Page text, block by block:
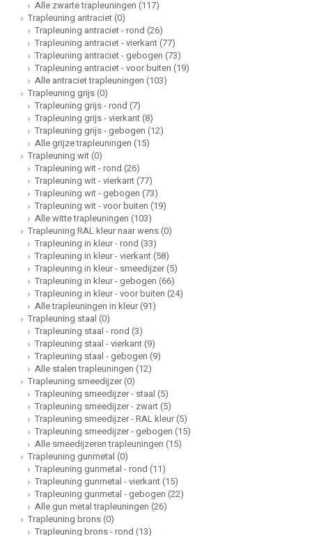
staal
smeedijzer
gunmetal
brons
leuningen
en tap
Alle zwarte trapleuningen (117)
Trapleuning antraciet(0)
Trapleuning antraciet - rond (26)
Trapleuning antraciet - vierkant(77)
Trapleuning antraciet - gebogen (73)
Trapleuning antraciet - voor buiten (19)
Alle antraciet trapleuningen (103)
Trapleuning grijs(0)
Trapleuning grijs - rond (7)
Trapleuning grijs - vierkant(8)
Trapleuning grijs - gebogen (12)
Alle grijze trapleuningen (15)
Trapleuning wit(0)
Trapleuning wit - rond (26)
Trapleuning wit - vierkant(77)
Trapleuning wit - gebogen (73)
Trapleuning wit - voor buiten (19)
Alle witte trapleuningen (103)
Trapleuning RAL kleur naar wens(0)
Trapleuning in kleur - rond (33)
Trapleuning in kleur - vierkant(58)
Trapleuning in kleur - smeedijzer(5)
Trapleuning in kleur - gebogen (66)
Trapleuning in kleur - voor buiten (24)
Alle trapleuningen in kleur(91)
Trapleuning staal (0)
Trapleuning staal - rond (3)
Trapleuning staal - vierkant(9)
Trapleuning staal - gebogen (9)
Alle stalen trapleuningen (12)
Trapleuning smeedijzer(0)
Trapleuning smeedijzer - staal (5)
Trapleuning smeedijzer - zwart(5)
Trapleuning smeedijzer - RAL kleur(5)
Trapleuning smeedijzer - gebogen (15)
Alle smeedijzeren trapleuningen (15)
Trapleuning gunmetal (0)
Trapleuning gunmetal - rond (11)
Trapleuning gunmetal - vierkant(15)
Trapleuning gunmetal - gebogen (22)
Alle gun metal trapleuningen (26)
Trapleuning brons(0)
Trapleuning brons - rond (13)